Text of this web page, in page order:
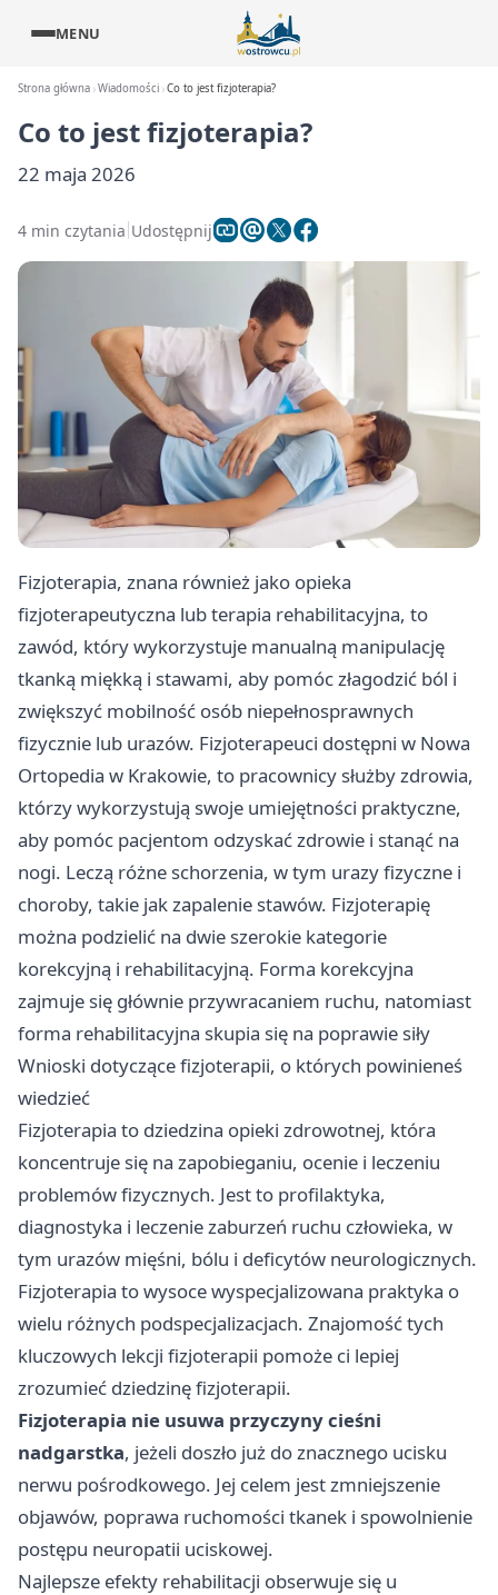
MENU
Strona główna Wiadomości Co to jest fizjoterapia?
Co to jest fizjoterapia?
22 maja 2026
4 min czytania Udostępnij
Fizjoterapia, znana również jako opieka
fizjoterapeutyczna lub terapia rehabilitacyjna, to
zawód, który wykorzystuje manualną manipulację
tkanką miękką i stawami, aby pomóc złagodzić ból i
zwiększyć mobilność osób niepełnosprawnych
fizycznie lub urazów. Fizjoterapeuci dostępni w Nowa
Ortopedia w Krakowie, to pracownicy służby zdrowia,
którzy wykorzystują swoje umiejętności praktyczne,
aby pomóc pacjentom odzyskać zdrowie i stanąć na
nogi. Leczą różne schorzenia, w tym urazy fizyczne i
choroby, takie jak zapalenie stawów. Fizjoterapię
można podzielić na dwie szerokie kategorie
korekcyjną i rehabilitacyjną. Forma korekcyjna
zajmuje się głównie przywracaniem ruchu, natomiast
forma rehabilitacyjna skupia się na poprawie siły
Wnioski dotyczące fizjoterapii, o których powinieneś
wiedzieć
Fizjoterapia to dziedzina opieki zdrowotnej, która
koncentruje się na zapobieganiu, ocenie i leczeniu
problemów fizycznych. Jest to profilaktyka,
diagnostyka i leczenie zaburzeń ruchu człowieka, w
tym urazów mięśni, bólu i deficytów neurologicznych.
Fizjoterapia to wysoce wyspecjalizowana praktyka o
wielu różnych podspecjalizacjach. Znajomość tych
kluczowych lekcji fizjoterapii pomoże ci lepiej
zrozumieć dziedzinę fizjoterapii.
Fizjoterapia nie usuwa przyczyny cieśni
nadgarstka, jeżeli doszło już do znacznego ucisku
nerwu pośrodkowego. Jej celem jest zmniejszenie
objawów, poprawa ruchomości tkanek i spowolnienie
postępu neuropatii uciskowej.
Najlepsze efekty rehabilitacji obserwuje się u